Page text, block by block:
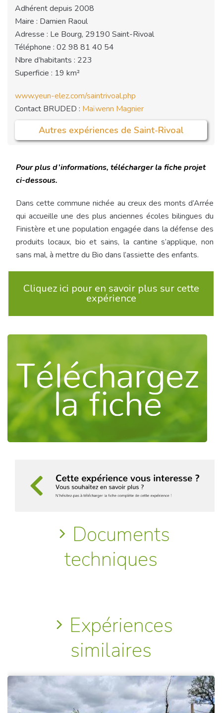
Adhérent depuis 2008
Maire : Damien Raoul
Adresse : Le Bourg, 29190 Saint-Rivoal
Téléphone : 02 98 81 40 54
Nbre d’habitants : 223
Superficie : 19 km²
www.yeun-elez.com/saintrivoal.php
Contact BRUDED : Maïwenn Magnier
Autres expériences de Saint-Rivoal
Pour plus d’informations, télécharger la fiche projet
ci-dessous.
Dans cette commune nichée au creux des monts d’Arrée
qui accueille une des plus anciennes écoles bilingues du
Finistère et une population engagée dans la défense des
produits locaux, bio et sains, la cantine s’applique, non
sans mal, à mettre du Bio dans l’assiette des enfants.
Cliquez ici pour en savoir plus sur cette
expérience
Documents
techniques
Expériences
similaires